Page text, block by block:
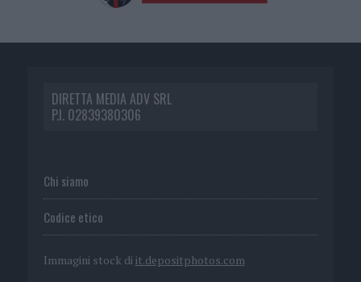
DIRETTA MEDIA ADV SRL
P.I. 02839380306
Chi siamo
Codice etico
Immagini stock di it.depositphotos.com